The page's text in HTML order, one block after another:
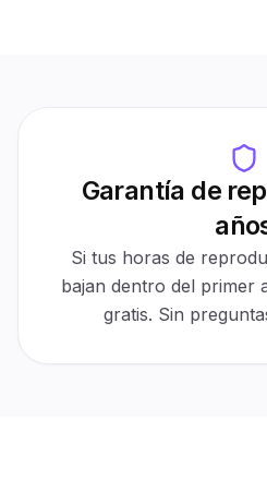
Auto-refill
$0 cost
For refills
Garantía de
Si tus horas de
bajan dentro del primer
gratis. Sin